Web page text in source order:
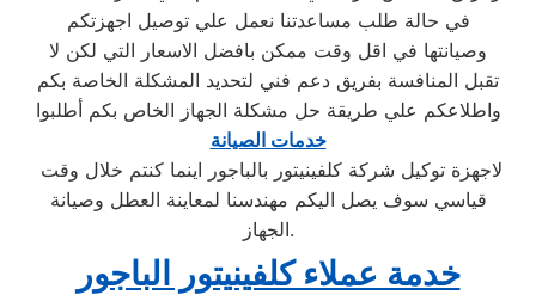
في حالة طلب مساعدتنا نعمل علي توصيل اجهزتكم
وصيانتها في اقل وقت ممكن بافضل الاسعار التي لكن لا
تقبل المنافسة بفريق دعم فني لتحديد المشكلة الخاصة بكم
واطلاعكم علي طريقة حل مشكلة الجهاز الخاص بكم أطلبوا
خدمات الصيانة
قياسي سوف يصل اليكم مهندسنا لمعاينة العطل وصيانة
الجهاز.
خدمة عملاء كلفينيتور الباجور